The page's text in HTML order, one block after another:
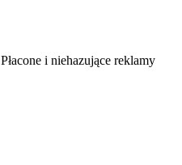
Płacone i niehazujące reklamy